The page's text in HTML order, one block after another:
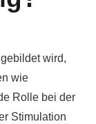
wird,
wie
Rolle bei der
Stimulation